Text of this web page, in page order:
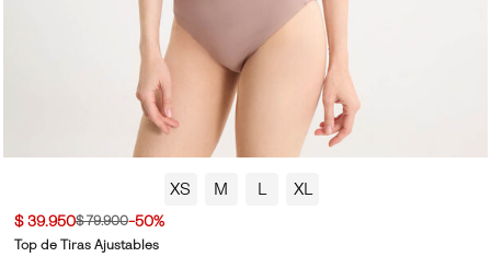
XS M L XL
$ 39.950$ 79.900-50%
Top de Tiras Ajustables